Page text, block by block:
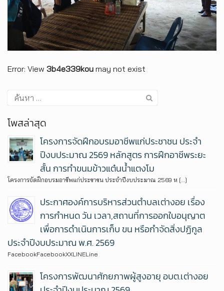
Error: View 3b4e339kou may not exist
โพสล่าสุด
โครงการจัดฝึกอบรมอาชีพแก่ประชาชน ประจำ
ปีงบประมาณ 2569 หลักสูตร การฝึกอาชีพระยะ
สั้น การทำขนมข้าวแต๋นน้ำแตงโม
โครงการจัดฝึกอบรมอาชีพแก่ประชาชน ประจำปีงบประมาณ 2569 ห […]
ประกาศองค์การบริหารส่วนตำบลเต่างอย เรื่อง
การกำหนด วัน เวลา,สถานที่การออกใบอนุญาต
เพื่อการดำเนินการเก็บ ขน หรือกำจัดสิ่งปฏิกูล
ประจำปีงบประมาณ พ.ศ. 2569
FacebookFacebookXXLINELine
โครงการพัฒนาศักยภาพผู้สูงอายุ อบต.เต่างอย